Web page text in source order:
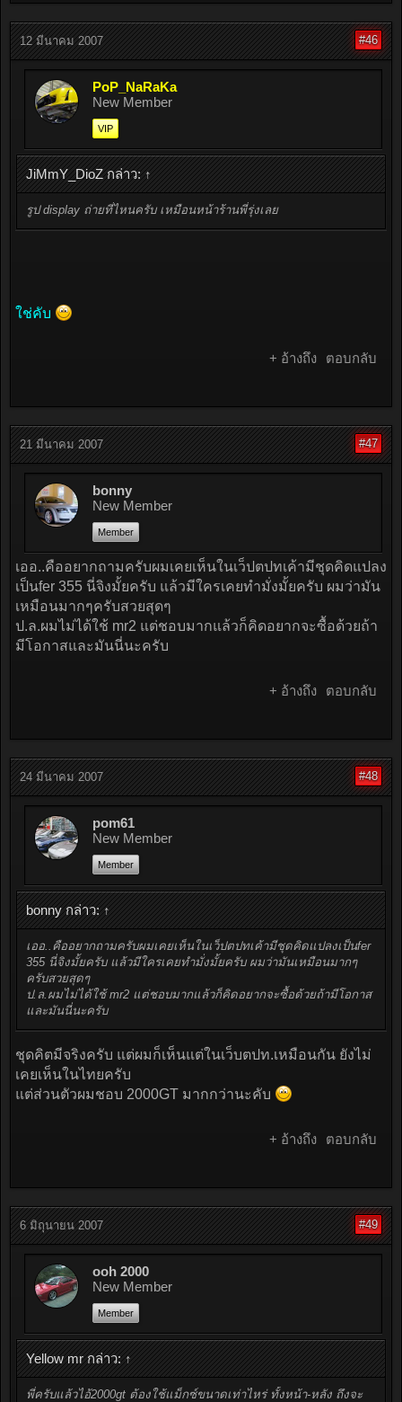
12 มีนาคม 2007 #46
PoP_NaRaKa
New Member
VIP
JiMmY_DioZ กล่าว: ↑
รูป display ถ่ายที่ไหนครับ เหมือนหน้าร้านพี่รุ่งเลย
ใช่คับ
+ อ้างถึง ตอบกลับ
21 มีนาคม 2007 #47
bonny
New Member
Member
เออ..คืออยากถามครับผมเคยเห็นในเว็ปตปทเค้ามีชุดคิดแปลง
เป็นfer 355 นี่จิงมั้ยครับ แล้วมีใครเคยทำมั่งมั้ยครับ ผมว่ามัน
เหมือนมากๆครับสวยสุดๆ
ป.ล.ผมไม่ได้ใช้ mr2 แต่ชอบมากแล้วก็คิดอยากจะซื้อด้วยถ้า
มีโอกาสและมันนี่นะครับ
+ อ้างถึง ตอบกลับ
24 มีนาคม 2007 #48
pom61
New Member
Member
bonny กล่าว: ↑
เออ..คืออยากถามครับผมเคยเห็นในเว็ปตปทเค้ามีชุดคิดแปลงเป็นfer
355 นี่จิงมั้ยครับ แล้วมีใครเคยทำมั่งมั้ยครับ ผมว่ามันเหมือนมากๆ
ครับสวยสุดๆ
ป.ล.ผมไม่ได้ใช้ mr2 แต่ชอบมากแล้วก็คิดอยากจะซื้อด้วยถ้ามีโอกาส
และมันนี่นะครับ
ชุดคิตมีจริงครับ แต่ผมก็เห็นแต่ในเว็บตปท.เหมือนกัน ยังไม่
เคยเห็นในไทยครับ
แต่ส่วนตัวผมชอบ 2000GT มากกว่านะคับ
+ อ้างถึง ตอบกลับ
6 มิถุนายน 2007 #49
ooh 2000
New Member
Member
Yellow mr กล่าว: ↑
พี่ครับแล้วไอ้2000gt ต้องใช้แม็กซ์ขนาดเท่าไหร่ ทั้งหน้า-หลัง ถึงจะ